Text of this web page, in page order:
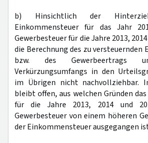
b) Hinsichtlich der
Einkommensteuer für das Jahr
Gewerbesteuer für die Jahre 2013,
die Berechnung des zu versteuernden
bzw. des Gewerbeertrags
Verkürzungsumfangs in den
im Übrigen nicht nachvollziehbar.
bleibt offen, aus welchen Gründen
für die Jahre 2013, 2014 und
Gewerbesteuer von einem höheren
der Einkommensteuer ausgegangen